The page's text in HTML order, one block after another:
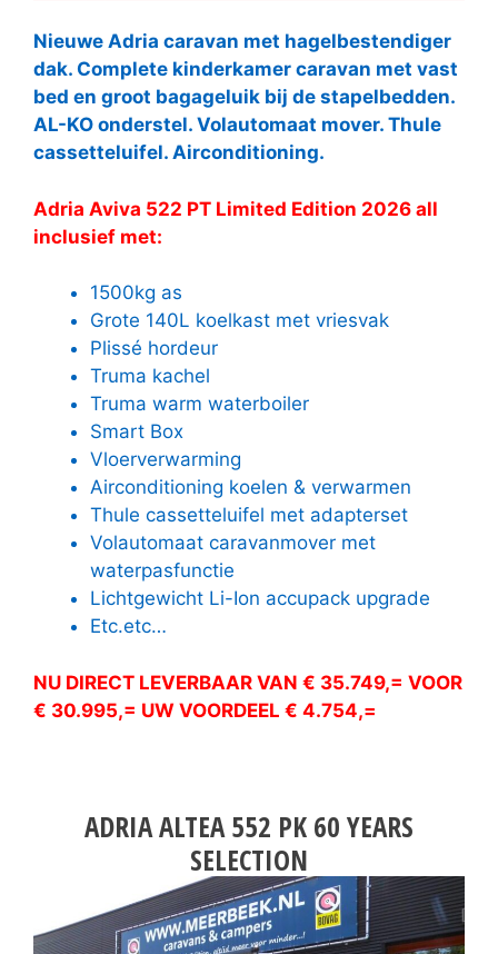
Nieuwe Adria caravan met hagelbestendiger
dak. Complete kinderkamer caravan met vast
bed en groot bagageluik bij de stapelbedden.
AL-KO onderstel. Volautomaat mover. Thule
cassetteluifel. Airconditioning.
Adria Aviva 522 PT Limited Edition 2026 all
inclusief met:
1500kg as
Grote 140L koelkast met vriesvak
Plissé hordeur
Truma kachel
Truma warm waterboiler
Smart Box
Vloerverwarming
Airconditioning koelen & verwarmen
Thule cassetteluifel met adapterset
Volautomaat caravanmover met
waterpasfunctie
Lichtgewicht Li-Ion accupack upgrade
Etc.etc…
NU DIRECT LEVERBAAR VAN € 35.749,= VOOR
€ 30.995,= UW VOORDEEL € 4.754,=
ADRIA ALTEA 552 PK 60 YEARS
SELECTION